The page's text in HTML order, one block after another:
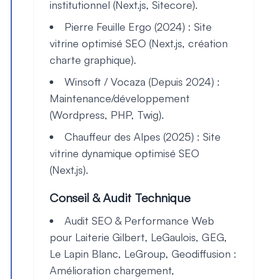
institutionnel (Next.js, Sitecore).
Pierre Feuille Ergo (2024) : Site
vitrine optimisé SEO (Next.js, création
charte graphique).
Winsoft / Vocaza (Depuis 2024) :
Maintenance/développement
(Wordpress, PHP, Twig).
Chauffeur des Alpes (2025) : Site
vitrine dynamique optimisé SEO
(Next.js).
Conseil & Audit Technique
Audit SEO & Performance Web
pour Laiterie Gilbert, LeGaulois, GEG,
Le Lapin Blanc, LeGroup, Geodiffusion :
Amélioration chargement,